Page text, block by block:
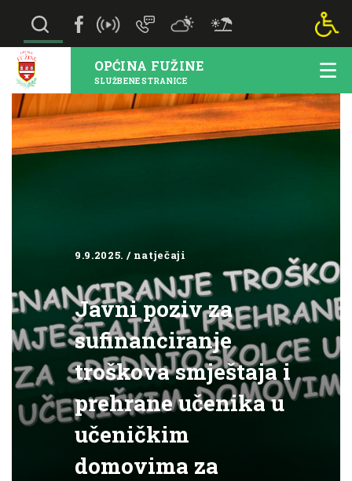
OPĆINA FUŽINE
SLUŽBENE STRANICE
9.9.2025. / natječaji
Javni poziv za
sufinanciranje
troškova smještaja i
prehrane učenika u
učeničkim
domovima za